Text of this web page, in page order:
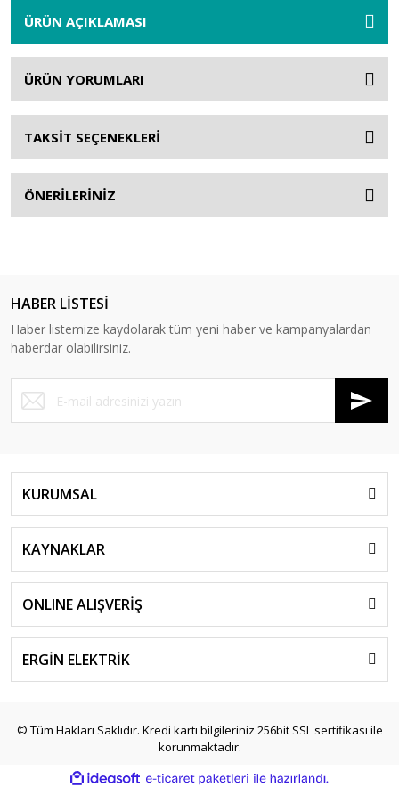
ÜRÜN AÇIKLAMASI
ÜRÜN YORUMLARI
TAKSİT SEÇENEKLERİ
ÖNERİLERİNİZ
HABER LİSTESİ
Haber listemize kaydolarak tüm yeni haber ve kampanyalardan
haberdar olabilirsiniz.
KURUMSAL
KAYNAKLAR
ONLINE ALIŞVERİŞ
ERGİN ELEKTRİK
© Tüm Hakları Saklıdır. Kredi kartı bilgileriniz 256bit SSL sertifikası ile
korunmaktadır.
ideasoft e-